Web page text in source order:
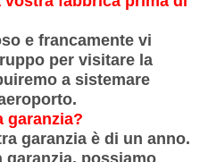
e francamente vi
per visitare la
a sistemare
garanzia?
garanzia è di un anno.
garanzia, possiamo